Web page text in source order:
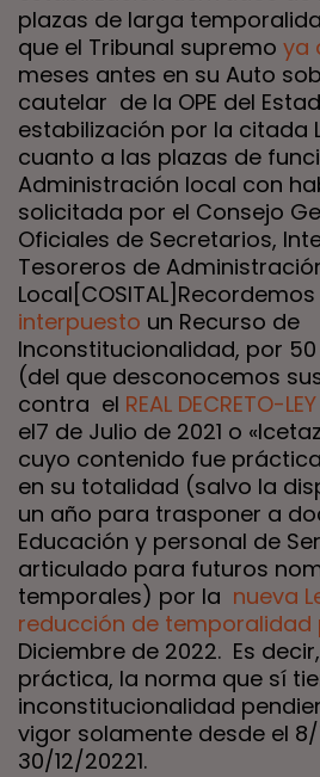
plazas de larga
que el Tribunal supremo ya
meses antes en su Auto
cautelar de la OPE del
estabilización por la citada
cuanto a las plazas de
Administración local con
solicitada por el Consejo
Oficiales de Secretarios,
Tesoreros de
interpuesto un Recurso de
Inconstitucionalidad, por
(del que desconocemos
contra el REAL DECRETO-
el7 de Julio de 2021 o
cuyo contenido fue
en su totalidad (salvo la
un año para trasponer a
Educación y personal de
articulado para futuros
temporales) por la nueva
reducción de temporalidad
Diciembre de 2022. Es
práctica, la norma que sí
inconstitucionalidad
vigor solamente desde el
30/12/20221.